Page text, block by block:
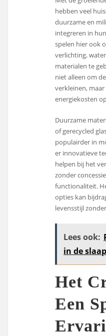
hebben veel
duurzame en
integreren in
spelen hier ook
verlichting,
materialen te
niet alleen om
verkleinen,
energiekosten
Duurzame
of gerecycled
populairder in
er innovatieve
helpen bij het
zonder
functionaliteit.
opties kan
levensstijl
Lees ook:
in de
Het
Een